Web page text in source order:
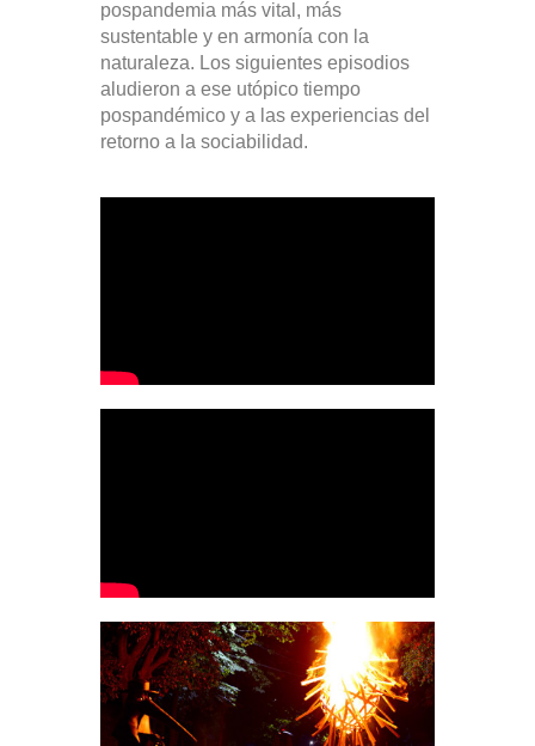
pospandemia más vital, más
sustentable y en armonía con la
naturaleza. Los siguientes episodios
aludieron a ese utópico tiempo
pospandémico y a las experiencias del
retorno a la sociabilidad.